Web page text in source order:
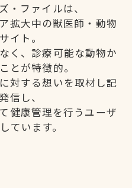
・ファイルは、
拡大中の獣医師・動物
イト。
く、診療可能な動物か
とが特徴的。
対する想いを取材し記
信し、
健康管理を行うユーザ
ています。